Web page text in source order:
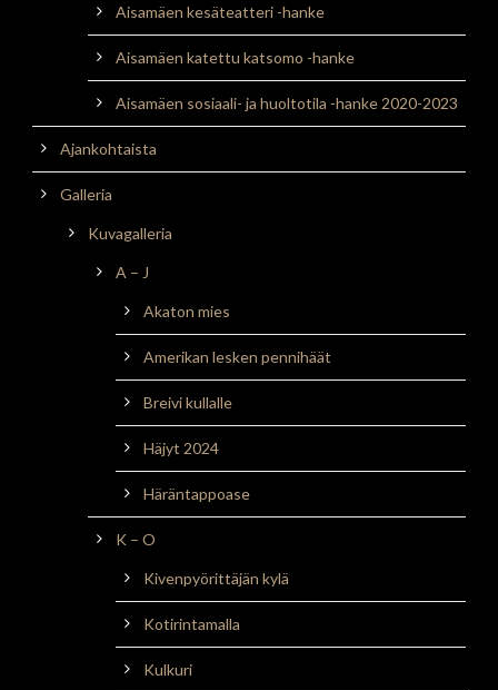
Aisamäen kesäteatteri -hanke
Aisamäen katettu katsomo -hanke
Aisamäen sosiaali- ja huoltotila -hanke 2020-2023
Ajankohtaista
Galleria
Kuvagalleria
A – J
Akaton mies
Amerikan lesken pennihäät
Breivi kullalle
Häjyt 2024
Häräntappoase
K – O
Kivenpyörittäjän kylä
Kotirintamalla
Kulkuri